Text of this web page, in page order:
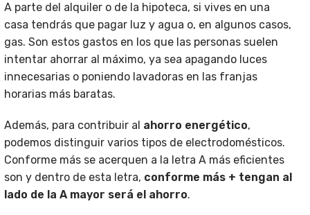
A parte del alquiler o de la hipoteca, si vives en una
casa tendrás que pagar luz y agua o, en algunos casos,
gas. Son estos gastos en los que las personas suelen
intentar ahorrar al máximo, ya sea apagando luces
innecesarias o poniendo lavadoras en las franjas
horarias más baratas.
Además, para contribuir al ahorro energético,
podemos distinguir varios tipos de electrodomésticos.
Conforme más se acerquen a la letra A más eficientes
son y dentro de esta letra, conforme más + tengan al
lado de la A mayor será el ahorro.